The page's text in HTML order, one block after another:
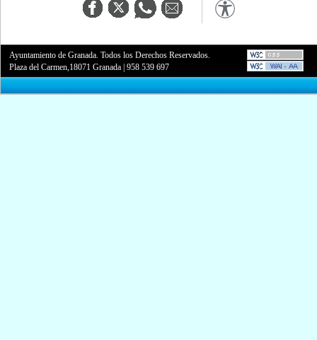
Ayuntamiento de Granada. Todos los Derechos Reservados.
Plaza del Carmen,18071 Granada |958 539 697